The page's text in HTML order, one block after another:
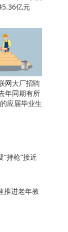
亿元
网大厂招聘
年同期有所
应届毕业生
持枪”接近
推进老年教